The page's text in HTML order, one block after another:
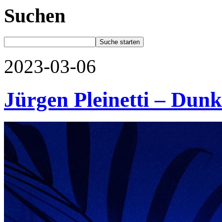
Suchen
2023-03-06
Jürgen Pleinetti –